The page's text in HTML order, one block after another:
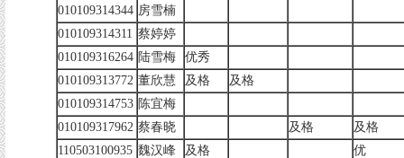
010109314344 房雪楠
010109314311 蔡婷婷
010109316264 陆雪梅
优秀
010109313772 董欣慧 及格
及格
010109314753 陈宜梅
010109317962 蔡春晓 及格
及格
110503100935 魏汉峰 及格
优